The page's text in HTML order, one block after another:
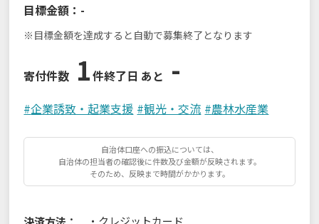
目標金額： -
※目標金額を達成すると自動で募集終了となります
寄付件数 1件終了日 あと -
#企業誘致・起業支援 #観光・交流 #農林水産業
自治体口座への振込については、
自治体の担当者の確認後に件数及び金額が反映されます。
そのため、反映まで時間がかかります。
・ クレジットカード